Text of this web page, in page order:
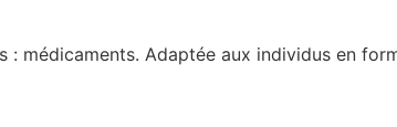
: médicaments. Adaptée aux individus en